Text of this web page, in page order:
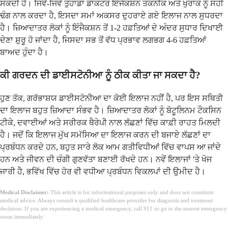
ਸਕਦੀ ਹੈ। ਜਿਵੇਂ-ਜਿਵੇਂ ਤੁਹਾਡਾ ਡਾਕਟਰ ਇੰਜੈਕਸ਼ਨ ਤਕਨੀਕ ਅਤੇ ਖੁਰਾਕ ਨੂੰ ਸਹੀ
ਢੰਗ ਨਾਲ ਕਰਦਾ ਹੈ, ਇਸਦਾ ਸਮਾਂ ਅਕਸਰ ਦੁਹਰਾਏ ਗਏ ਇਲਾਜ ਨਾਲ ਸੁਧਰਦਾ
ਹੈ। ਜ਼ਿਆਦਾਤਰ ਲੋਕਾਂ ਨੂੰ ਇੰਜੈਕਸ਼ਨ ਤੋਂ 1-2 ਹਫ਼ਤਿਆਂ ਦੇ ਅੰਦਰ ਸੁਧਾਰ ਦਿਖਾਈ
ਦੇਣਾ ਸ਼ੁਰੂ ਹੋ ਜਾਂਦਾ ਹੈ, ਜਿਸਦਾ ਸਭ ਤੋਂ ਵੱਧ ਪ੍ਰਭਾਵ ਲਗਭਗ 4-6 ਹਫ਼ਤਿਆਂ
ਬਾਅਦ ਹੁੰਦਾ ਹੈ।
ਕੀ ਗਰਦਨ ਦੀ ਡਾਈਸਟੋਨੀਆ ਨੂੰ ਠੀਕ ਕੀਤਾ ਜਾ ਸਕਦਾ ਹੈ?
ਹੁਣ ਤੱਕ, ਗਰੱਭਾਸ਼ਯ ਡਾਈਸਟੋਨੀਆ ਦਾ ਕੋਈ ਇਲਾਜ ਨਹੀਂ ਹੈ, ਪਰ ਇਸ ਸਥਿਤੀ
ਦਾ ਇਲਾਜ ਬਹੁਤ ਜ਼ਿਆਦਾ ਸੰਭਵ ਹੈ। ਜ਼ਿਆਦਾਤਰ ਲੋਕਾਂ ਨੂੰ ਬੋਟੂਲਿਨਮ ਟੌਕਸਿਨ
ਟੀਕੇ, ਦਵਾਈਆਂ ਅਤੇ ਸਰੀਰਕ ਥੈਰੇਪੀ ਨਾਲ ਲੱਛਣਾਂ ਵਿੱਚ ਕਾਫ਼ੀ ਰਾਹਤ ਮਿਲਦੀ
ਹੈ। ਜਦੋਂ ਕਿ ਇਲਾਜ ਮੁੱਖ ਸਮੱਸਿਆ ਦਾ ਇਲਾਜ ਕਰਨ ਦੀ ਬਜਾਏ ਲੱਛਣਾਂ ਦਾ
ਪ੍ਰਬੰਧਨ ਕਰਦੇ ਹਨ, ਬਹੁਤ ਸਾਰੇ ਲੋਕ ਆਮ ਗਤੀਵਿਧੀਆਂ ਵਿੱਚ ਵਾਪਸ ਆ ਜਾਂਦੇ
ਹਨ ਅਤੇ ਜੀਵਨ ਦੀ ਚੰਗੀ ਗੁਣਵੱਤਾ ਬਣਾਈ ਰੱਖਦੇ ਹਨ। ਨਵੇਂ ਇਲਾਜਾਂ 'ਤੇ ਖੋਜ
ਜਾਰੀ ਹੈ, ਭਵਿੱਖ ਵਿੱਚ ਹੋਰ ਵੀ ਵਧੀਆ ਪ੍ਰਬੰਧਨ ਵਿਕਲਪਾਂ ਦੀ ਉਮੀਦ ਹੈ।
Medical Disclaimer: This article is for informational purposes only and does not constitute
medical advice. Always consult a qualified healthcare provider for diagnosis and treatment
decisions. If you are experiencing a medical emergency, call 911 or go to the nearest emergency
room immediately.